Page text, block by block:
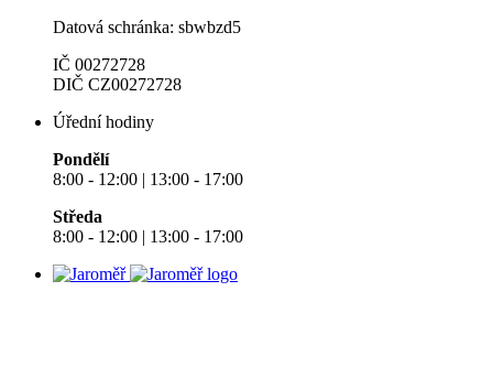
Datová schránka: sbwbzd5
IČ 00272728
DIČ CZ00272728
Úřední hodiny
Pondělí
8:00 - 12:00 | 13:00 - 17:00
Středa
8:00 - 12:00 | 13:00 - 17:00